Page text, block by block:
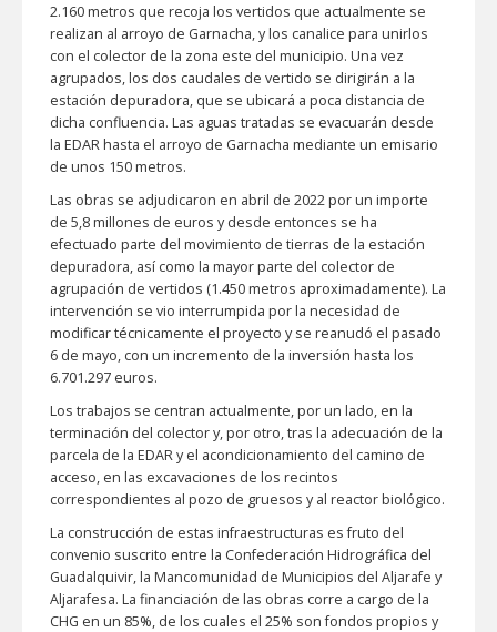
2.160 metros que recoja los vertidos que actualmente se
realizan al arroyo de Garnacha, y los canalice para unirlos
con el colector de la zona este del municipio. Una vez
agrupados, los dos caudales de vertido se dirigirán a la
estación depuradora, que se ubicará a poca distancia de
dicha confluencia. Las aguas tratadas se evacuarán desde
la EDAR hasta el arroyo de Garnacha mediante un emisario
de unos 150 metros.
Las obras se adjudicaron en abril de 2022 por un importe
de 5,8 millones de euros y desde entonces se ha
efectuado parte del movimiento de tierras de la estación
depuradora, así como la mayor parte del colector de
agrupación de vertidos (1.450 metros aproximadamente). La
intervención se vio interrumpida por la necesidad de
modificar técnicamente el proyecto y se reanudó el pasado
6 de mayo, con un incremento de la inversión hasta los
6.701.297 euros.
Los trabajos se centran actualmente, por un lado, en la
terminación del colector y, por otro, tras la adecuación de la
parcela de la EDAR y el acondicionamiento del camino de
acceso, en las excavaciones de los recintos
correspondientes al pozo de gruesos y al reactor biológico.
La construcción de estas infraestructuras es fruto del
convenio suscrito entre la Confederación Hidrográfica del
Guadalquivir, la Mancomunidad de Municipios del Aljarafe y
Aljarafesa. La financiación de las obras corre a cargo de la
CHG en un 85%, de los cuales el 25% son fondos propios y